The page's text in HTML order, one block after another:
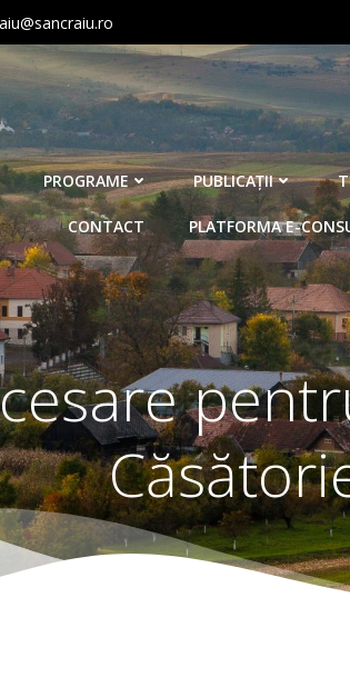
PROGRAME PUBLICAŢII
CONTACT PLATFORMA E-